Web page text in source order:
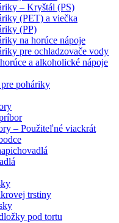
– Kryštál (PS)
(PET) a viečka
(PP)
na horúce nápoje
pre ochladzovače vody
a alkoholické nápoje
poháriky
– Použiteľné viackrát
trstiny
pod tortu